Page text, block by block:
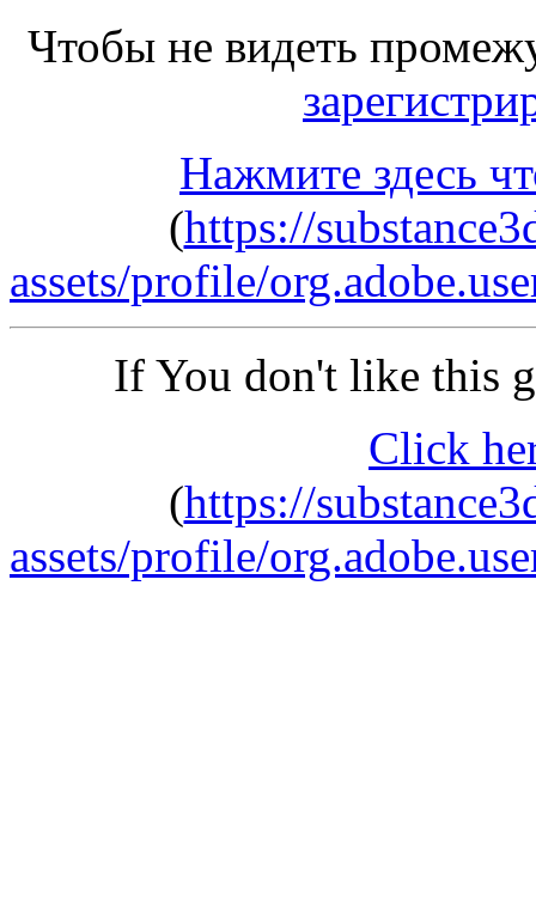
Чтобы не видеть
Нажмите здесь
(https://
assets/profile/
If You don't like this
Click
(https://
assets/profile/